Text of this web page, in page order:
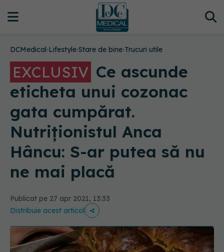
DCMedical›Lifestyle›Stare de bine›Trucuri utile
EXCLUSIV Ce ascunde
eticheta unui cozonac
gata cumpărat.
Nutriționistul Anca
Hâncu: S-ar putea să nu
ne mai placă
Publicat pe 27 apr 2021, 13:33
Distribuie acest articol